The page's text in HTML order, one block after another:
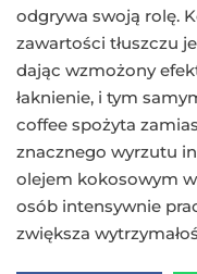
odgrywa swoją rolę.
zawartości tłuszczu
dając wzmożony
łaknienie, i tym
coffee spożyta
znacznego wyrzutu
olejem kokosowym
osób intensywnie
zwiększa